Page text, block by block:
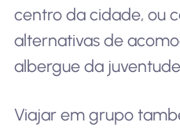
centro da cidade, ou
alternativas de
albergue da
Viajar em grupo